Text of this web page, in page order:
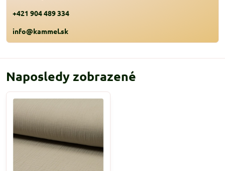
+421 904 489 334
info@kammel.sk
Naposledy zobrazené